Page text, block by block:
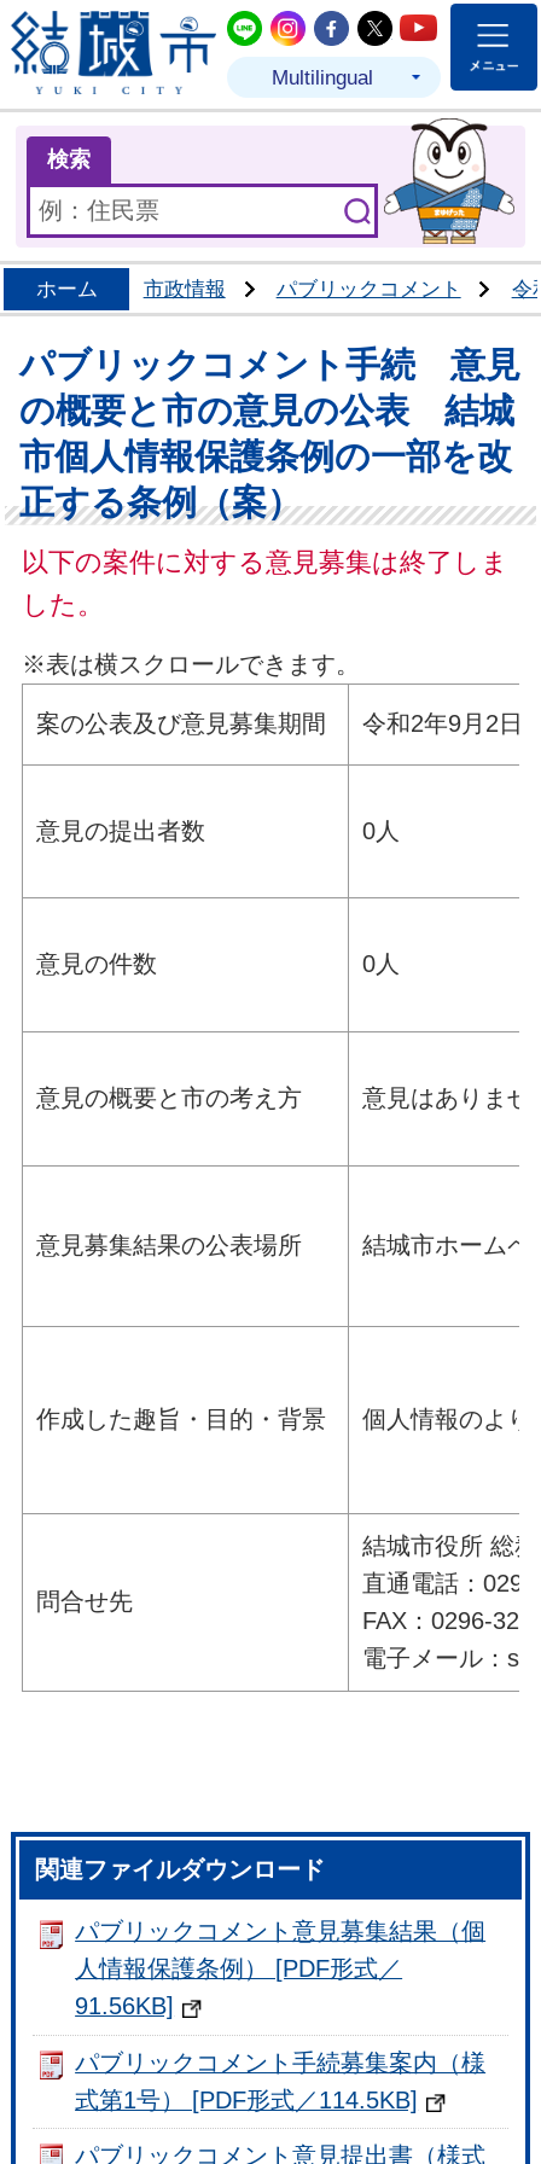
結城市公式LINE
結城市公式Instagram
結城市公式
結城市公式
結城市
Multilingual
検索
ホーム 市政情報 パブリックコメント 令
パブリックコメント手続 意見
の概要と市の意見の公表 結城
市個人情報保護条例の一部を改
正する条例（案）
以下の案件に対する意見募集は終了しま
した。
※表は横スクロールできます。
案の公表及び意見募集期間 令和2年9月2日
意見の提出者数 0人
意見の件数 0人
意見の概要と市の考え方 意見はありませ
意見募集結果の公表場所 結城市ホームペ
作成した趣旨・目的・背景 個人情報のより
問合せ先
結城市役所 総
直通電話：
FAX：0296-32-
電子メール：
関連ファイルダウンロード
パブリックコメント意見募集結果（個
人情報保護条例） [PDF形式／
91.56KB]
パブリックコメント手続募集案内（様
式第1号） [PDF形式／114.5KB]
パブリックコメント意見提出書（様式